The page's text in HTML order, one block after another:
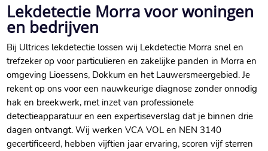
Lekdetectie Morra voor woningen
en bedrijven
Bij Ultrices lekdetectie lossen wij Lekdetectie Morra snel en
trefzeker op voor particulieren en zakelijke panden in Morra en
omgeving Lioessens, Dokkum en het Lauwersmeergebied. Je
rekent op ons voor een nauwkeurige diagnose zonder onnodig
hak en breekwerk, met inzet van professionele
detectieapparatuur en een expertiseverslag dat je binnen drie
dagen ontvangt. Wij werken VCA VOL en NEN 3140
gecertificeerd, hebben vijftien jaar ervaring, scoren vijf sterren